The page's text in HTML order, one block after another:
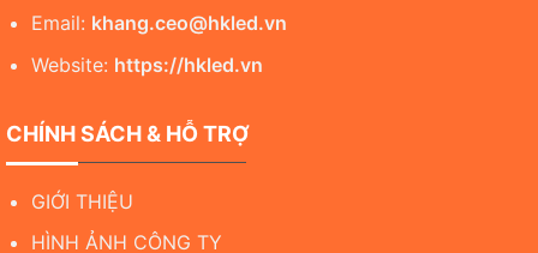
Email: khang.ceo@hkled.vn
Website: https://hkled.vn
CHÍNH SÁCH & HỖ TRỢ
GIỚI THIỆU
HÌNH ẢNH CÔNG TY